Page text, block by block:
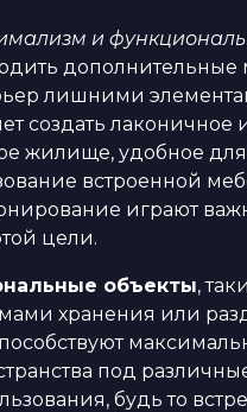
и
дополнительные
лишними
создать лаконичное
жилище, удобное
встроенной
играют
цели.
объекты,
хранения или
под
будь то